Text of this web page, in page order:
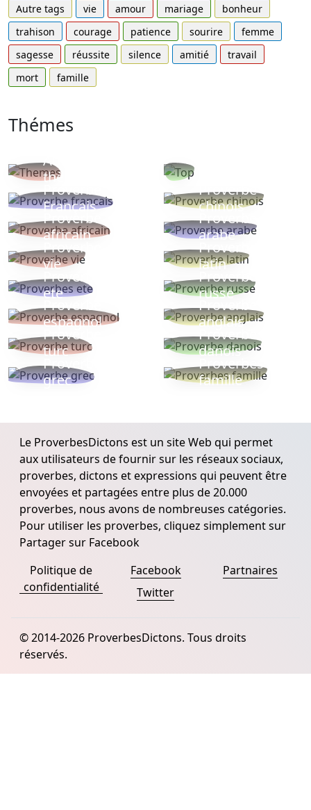
Autre tags vie amour mariage
bonheur
trahison
courage patience sourire
femme
sagesse
réussite silence amitié
travail
mort
famille
Thémes
Autres
thèmes
Proverbe
Français
Proverbe
chinois
Proverbe
africain
Proverbe
arabe
Proverbe
vie
Proverbe
latin
Proverbes
ete
Proverbe
russe
Proverbe
espagnol
Proverbe
anglais
Proverbe
turc
Proverbe
danois
Proverbe
grec
Proverbes
famille
Le ProverbesDictons est un site Web qui permet
aux utilisateurs de fournir sur les réseaux sociaux,
proverbes, dictons et expressions qui peuvent être
envoyées et partagées entre plus de 20.000
proverbes, nous avons de nombreuses catégories.
Pour utiliser les proverbes, cliquez simplement sur
Partager sur Facebook
Politique de
confidentialité
Facebook
Twitter
Partnaires
© 2014-2026 ProverbesDictons. Tous droits
réservés.